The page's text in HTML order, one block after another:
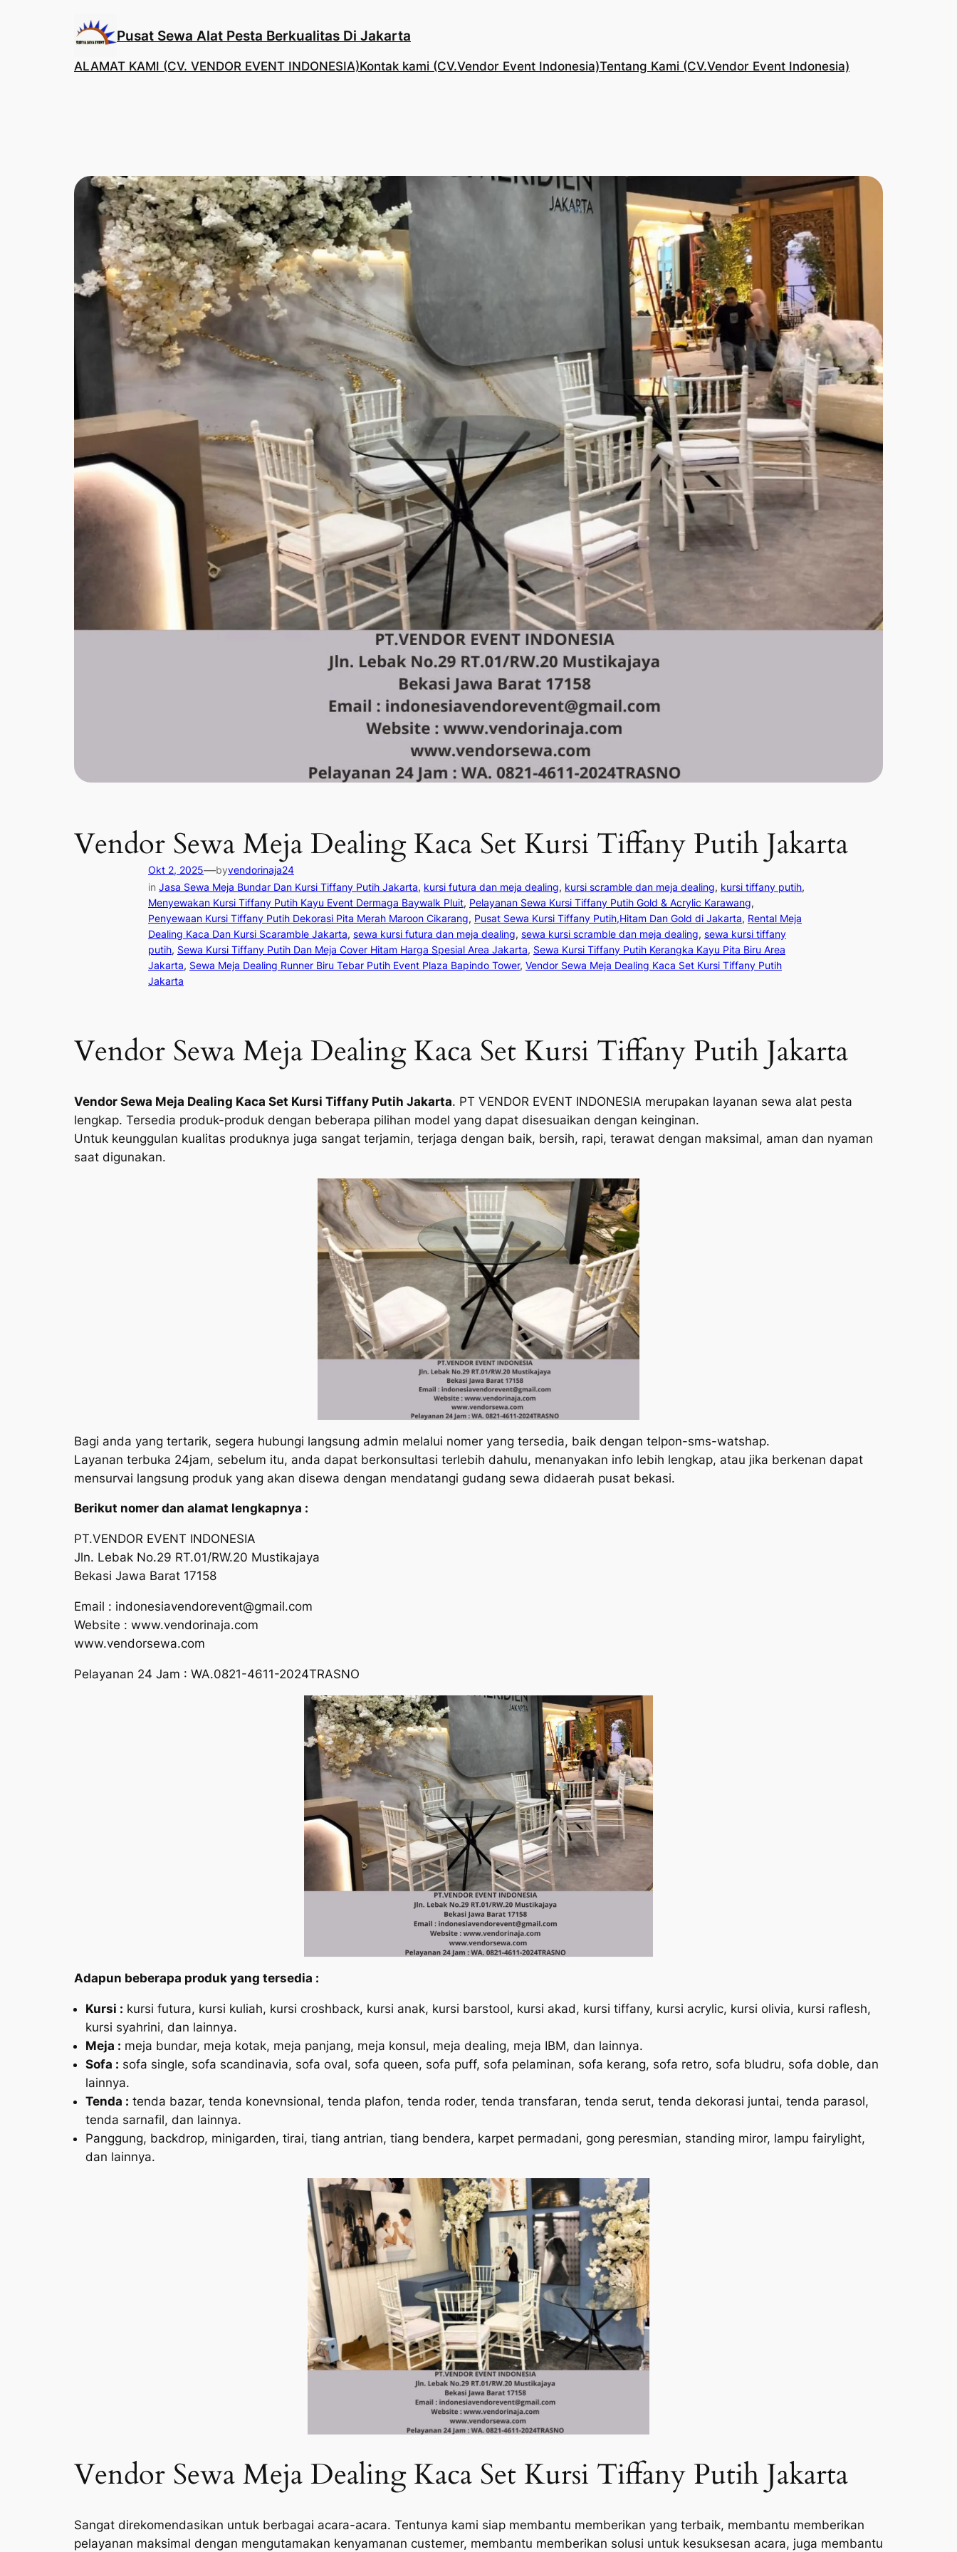
Pusat Sewa Alat Pesta Berkualitas Di Jakarta
ALAMAT KAMI (CV. VENDOR EVENT INDONESIA)Kontak kami (CV.Vendor Event Indonesia)Tentang Kami (CV.Vendor Event Indonesia)
Vendor Sewa Meja Dealing Kaca Set Kursi Tiffany Putih Jakarta
Okt 2, 2025—byvendorinaja24
in Jasa Sewa Meja Bundar Dan Kursi Tiffany Putih Jakarta, kursi futura dan meja dealing, kursi scramble dan meja dealing, kursi tiffany putih
Menyewakan Kursi Tiffany Putih Kayu Event Dermaga Baywalk Pluit, Pelayanan Sewa Kursi Tiffany Putih Gold & Acrylic Karawang
Penyewaan Kursi Tiffany Putih Dekorasi Pita Merah Maroon Cikarang, Pusat Sewa Kursi Tiffany Putih,Hitam Dan Gold di Jakarta, Rental Meja
Dealing Kaca Dan Kursi Scaramble Jakarta, sewa kursi futura dan meja dealing, sewa kursi scramble dan meja dealing, sewa kursi tiffany
putih, Sewa Kursi Tiffany Putih Dan Meja Cover Hitam Harga Spesial Area Jakarta, Sewa Kursi Tiffany Putih Kerangka Kayu Pita Biru Area
Jakarta, Sewa Meja Dealing Runner Biru Tebar Putih Event Plaza Bapindo Tower, Vendor Sewa Meja Dealing Kaca Set Kursi Tiffany Putih
Jakarta
Vendor Sewa Meja Dealing Kaca Set Kursi Tiffany Putih Jakarta
Vendor Sewa Meja Dealing Kaca Set Kursi Tiffany Putih Jakarta. PT VENDOR EVENT INDONESIA merupakan layanan sewa alat pesta
lengkap. Tersedia produk-produk dengan beberapa pilihan model yang dapat disesuaikan dengan keinginan.
Untuk keunggulan kualitas produknya juga sangat terjamin, terjaga dengan baik, bersih, rapi, terawat dengan maksimal, aman dan nyaman
saat digunakan.
Bagi anda yang tertarik, segera hubungi langsung admin melalui nomer yang tersedia, baik dengan telpon-sms-watshap.
Layanan terbuka 24jam, sebelum itu, anda dapat berkonsultasi terlebih dahulu, menanyakan info lebih lengkap, atau jika berkenan dapat
mensurvai langsung produk yang akan disewa dengan mendatangi gudang sewa didaerah pusat bekasi.
Berikut nomer dan alamat lengkapnya :
PT.VENDOR EVENT INDONESIA
Jln. Lebak No.29 RT.01/RW.20 Mustikajaya
Bekasi Jawa Barat 17158
Email : indonesiavendorevent@gmail.com
Website : www.vendorinaja.com
www.vendorsewa.com
Pelayanan 24 Jam : WA.0821-4611-2024TRASNO
Adapun beberapa produk yang tersedia :
Kursi : kursi futura, kursi kuliah, kursi croshback, kursi anak, kursi barstool, kursi akad, kursi tiffany, kursi acrylic, kursi olivia, kursi raflesh,
kursi syahrini, dan lainnya.
Meja : meja bundar, meja kotak, meja panjang, meja konsul, meja dealing, meja IBM, dan lainnya.
Sofa : sofa single, sofa scandinavia, sofa oval, sofa queen, sofa puff, sofa pelaminan, sofa kerang, sofa retro, sofa bludru, sofa doble, dan
lainnya.
Tenda : tenda bazar, tenda konevnsional, tenda plafon, tenda roder, tenda transfaran, tenda serut, tenda dekorasi juntai, tenda parasol,
tenda sarnafil, dan lainnya.
Panggung, backdrop, minigarden, tirai, tiang antrian, tiang bendera, karpet permadani, gong peresmian, standing miror, lampu fairylight,
dan lainnya.
Vendor Sewa Meja Dealing Kaca Set Kursi Tiffany Putih Jakarta
Sangat direkomendasikan untuk berbagai acara-acara. Tentunya kami siap membantu memberikan yang terbaik, membantu memberikan
pelayanan maksimal dengan mengutamakan kenyamanan custemer, membantu memberikan solusi untuk kesuksesan acara, juga membantu